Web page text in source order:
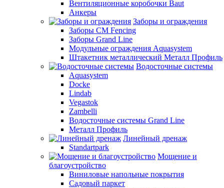
Вентиляционные коробочки Baut
Анкеры
Заборы и ограждения
Заборы CM Fencing
Заборы Grand Line
Модульные ограждения Aquasystem
Штакетник металлический Металл Профиль
Водосточные системы
Aquasystem
Docke
Lindab
Vegastok
Zambelli
Водосточные системы Grand Line
Металл Профиль
Линейный дренаж
Standartpark
Мощение и
благоустройство
Виниловые напольные покрытия
Садовый паркет